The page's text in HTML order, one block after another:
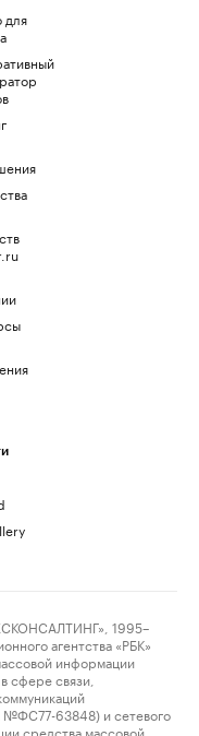
для
1995–
агентства «РБК»
информации
сфере связи,
№ФС77-63848) и сетевого
средства массовой